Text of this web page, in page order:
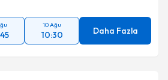
10 Ağu
10:30 Daha Fazla